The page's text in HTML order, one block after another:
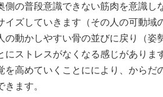
側の普段意識できない筋肉を意識し
イズしていきます（その人の可動域
の動かしやすい骨の並びに戻り（姿
にストレスがなくなる感じがありま
を高めていくことににより、からだ
ます。